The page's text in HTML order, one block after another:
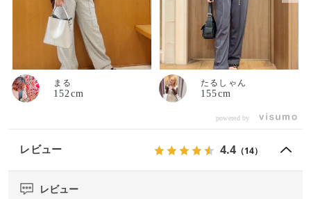
まる
152cm
たるしゃん
155cm
powered by
レビュー 4.4 （14）
レビュー